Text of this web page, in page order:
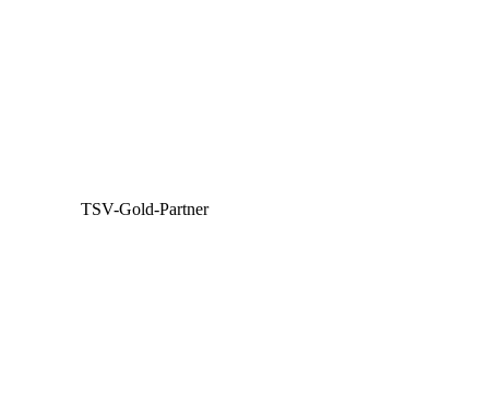
TSV-Gold-Partner